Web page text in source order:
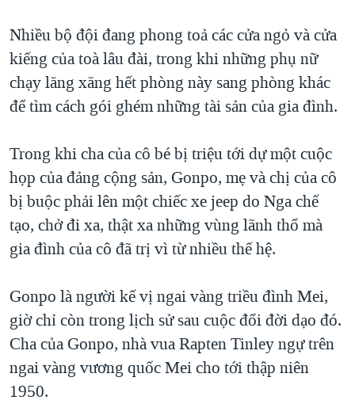
Nhiều bộ đội đang phong toả các cửa ngỏ và cửa
kiếng của toà lâu đài, trong khi những phụ nữ
chạy lăng xăng hết phòng này sang phòng khác
để tìm cách gói ghém những tài sản của gia đình.
Trong khi cha của cô bé bị triệu tới dự một cuộc
họp của đảng cộng sản, Gonpo, mẹ và chị của cô
bị buộc phải lên một chiếc xe jeep do Nga chế
tạo, chở đi xa, thật xa những vùng lãnh thổ mà
gia đình của cô đã trị vì từ nhiều thế hệ.
Gonpo là người kế vị ngai vàng triều đình Mei,
giờ chỉ còn trong lịch sử sau cuộc đổi đời dạo đó.
Cha của Gonpo, nhà vua Rapten Tinley ngự trên
ngai vàng vương quốc Mei cho tới thập niên
1950.